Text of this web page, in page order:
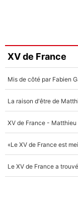
XV de France